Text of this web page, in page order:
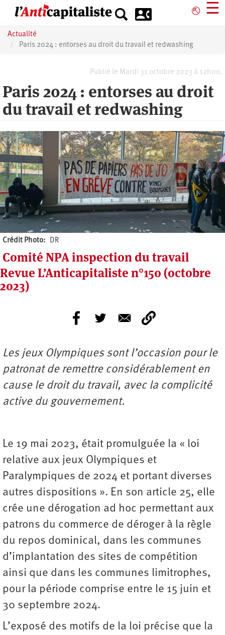
principal
⎋ ☰
Actualité
Paris 2024 : entorses au droit du travail et redwashing
Publié le Mardi 31 octobre 2023 à 12h00.
Paris 2024 : entorses au droit
du travail et redwashing
Crédit Photo DR
Comité NPA inspection du travail
Revue L’Anticapitaliste n°150 (octobre
2023)
Les jeux Olympiques sont l’occasion pour le
patronat de remettre considérablement en
cause le droit du travail, avec la complicité
active du gouvernement.
Le 19 mai 2023, était promulguée la « loi
relative aux jeux Olympiques et
Paralympiques de 2024 et portant diverses
autres dispositions ». En son article 25, elle
crée une dérogation ad hoc permettant aux
patrons du commerce de déroger à la règle
du repos dominical, dans les communes
d’implantation des sites de compétition
ainsi que dans les communes limitrophes,
pour la période comprise entre le 15 juin et
30 septembre 2024.
L’exposé des motifs de la loi précise que la